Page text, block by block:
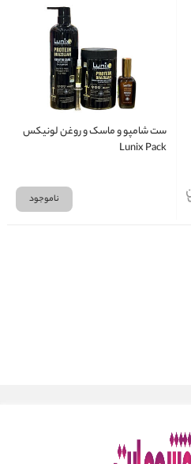
ست شامپو و ماسک و روغن لونیکس
Lunix Pack
ناموجود